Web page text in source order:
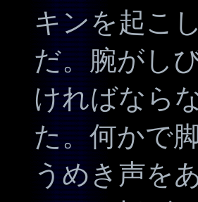
キンを起こ
だ。腕がし
ければなら
た。何かで
うめき声を